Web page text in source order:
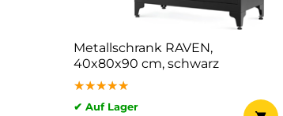
Metallschrank RAVEN,
40x80x90 cm, schwarz
★★★★★
★★★★★
★★★★★
✔ Auf Lager